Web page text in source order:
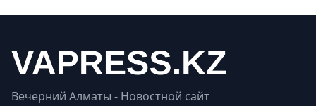
Вечерний Алматы - Новостной сайт